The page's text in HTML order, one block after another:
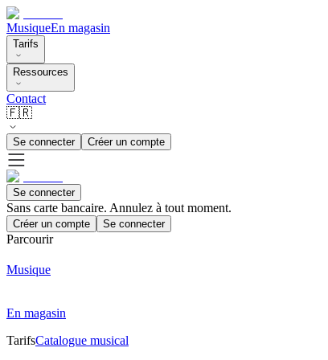
MusiqueEn magasin
Tarifs
Ressources
Contact
🇫🇷
Se connecter Créer un compte
Se connecter
Sans carte bancaire. Annulez à tout moment.
Créer un compte Se connecter
Parcourir
Musique
En magasin
TarifsCatalogue musical